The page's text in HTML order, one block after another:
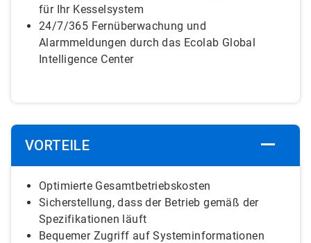
für Ihr Kesselsystem
24/7/365 Fernüberwachung und
Alarmmeldungen durch das Ecolab Global
Intelligence Center
VORTEILE
Optimierte Gesamtbetriebskosten
Sicherstellung, dass der Betrieb gemäß der
Spezifikationen läuft
Bequemer Zugriff auf Systeminformationen